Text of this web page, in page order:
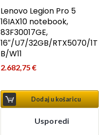
Lenovo Legion Pro 5
16IAX10 notebook,
83F30017GE,
16″/U7/32GB/RTX5070/1T
B/W11
2.682,75€
Dodaj u košaricu
Usporedi